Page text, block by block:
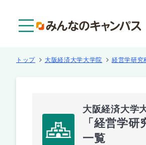
トップ 大阪経済大学大学院 経営学研究
大阪経済大学
「経営学
一覧